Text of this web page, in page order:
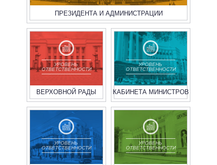
ПРЕЗИДЕНТА И АДМИНИСТРАЦИИ
УРОВЕНЬ
ОТВЕТСТВЕННОСТИ
ВЕРХОВНОЙ РАДЫ
УРОВЕНЬ
ОТВЕТСТВЕННОСТИ
КАБИНЕТА МИНИСТРОВ
УРОВЕНЬ
ОТВЕТСТВЕННОСТИ
УРОВЕНЬ
ОТВЕТСТВЕННОСТИ